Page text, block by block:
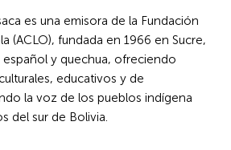
es una emisora de la Fundación
(ACLO), fundada en 1966 en Sucre,
español y quechua, ofreciendo
educativos y de
la voz de los pueblos indígena
del sur de Bolivia.